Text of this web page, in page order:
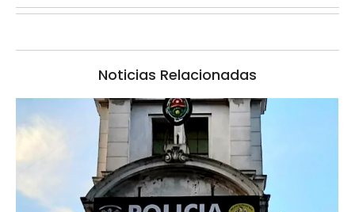
Noticias Relacionadas